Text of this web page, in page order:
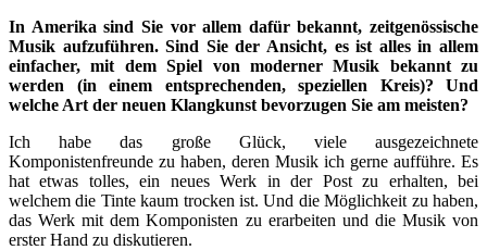
In Amerika sind Sie vor allem dafür bekannt, zeitgenössische
Musik aufzuführen. Sind Sie der Ansicht, es ist alles in allem
einfacher, mit dem Spiel von moderner Musik bekannt zu
werden (in einem entsprechenden, speziellen Kreis)? Und
welche Art der neuen Klangkunst bevorzugen Sie am meisten?
Ich habe das große Glück, viele ausgezeichnete
Komponistenfreunde zu haben, deren Musik ich gerne aufführe. Es
hat etwas tolles, ein neues Werk in der Post zu erhalten, bei
welchem die Tinte kaum trocken ist. Und die Möglichkeit zu haben,
das Werk mit dem Komponisten zu erarbeiten und die Musik von
erster Hand zu diskutieren.